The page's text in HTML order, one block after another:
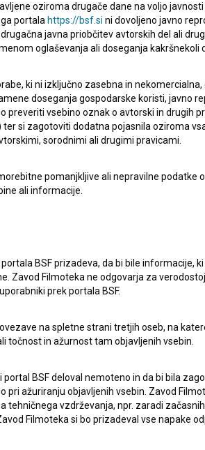
PRIJAVITE SE NA BSF
oziroma drugače dane na voljo
portala https://bsf.si ni dovoljeno javno
javna priobčitev avtorskih del ali
oglaševanja ali doseganja kakršnekoli
ki ni izključno zasebna in
doseganja gospodarske koristi, javno
preveriti vsebino oznak o avtorski in drugih
si zagotoviti dodatna pojasnila oziroma
sorodnimi ali drugimi pravicami.
pomanjkljive ali nepravilne podatke
ali informacije.
BSF prizadeva, da bi bile informacije,
Zavod Filmoteka ne odgovarja za
prek portala BSF.
na spletne strani tretjih oseb, na
točnost in ažurnost tam objavljenih vsebin.
portal BSF deloval nemoteno in da bi bila
ažuriranju objavljenih vsebin. Zavod
tehničnega vzdrževanja, npr. zaradi
Filmoteka si bo prizadeval vse napake